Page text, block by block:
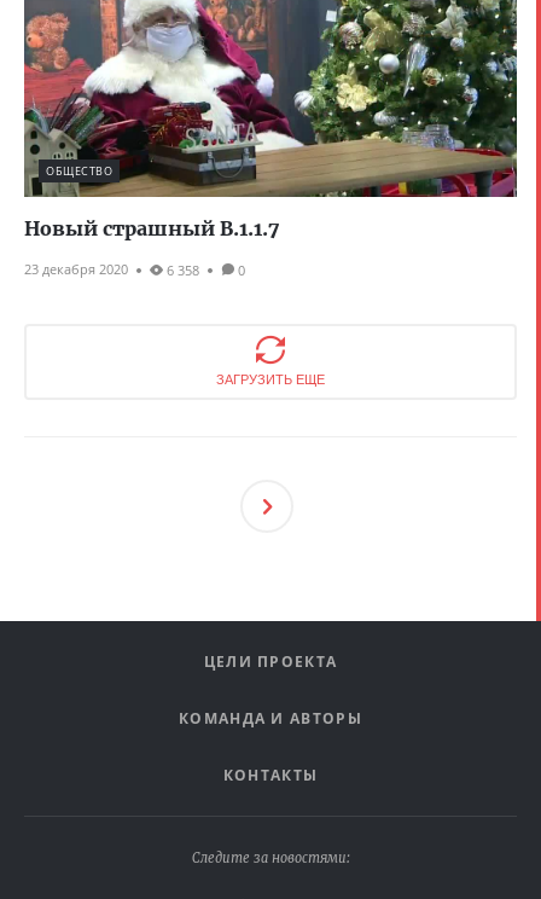
ОБЩЕСТВО
Новый страшный B.1.1.7
23 декабря 2020 6 358 0
ЗАГРУЗИТЬ ЕЩЕ
Ующ
ЦЕЛИ ПРОЕКТА
КОМАНДА И АВТОРЫ
КОНТАКТЫ
Следите за новостями: